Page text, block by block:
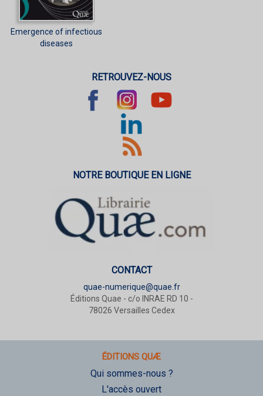
Emergence of infectious
diseases
RETROUVEZ-NOUS
NOTRE BOUTIQUE EN LIGNE
CONTACT
quae-numerique@quae.fr
Éditions Quae - c/o INRAE RD 10 -
78026 Versailles Cedex
ÉDITIONS QUÆ
Qui sommes-nous ?
L'accès ouvert